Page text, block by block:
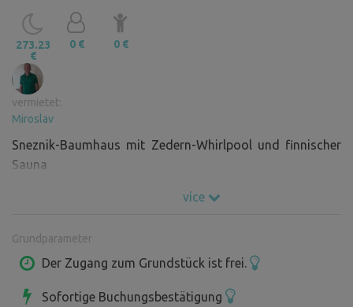
273.23
€
0 € 0 €
vermietet:
Miroslav
Sneznik-Baumhaus mit Zedern-Whirlpool und finnischer
Sauna
více
Grundparameter
Der Zugang zum Grundstück ist frei.
Sofortige Buchungsbestätigung